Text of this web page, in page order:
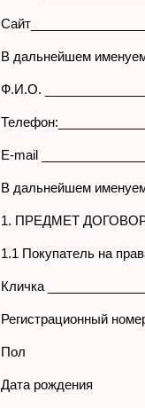
В дальнейшем
Ф.И.О.
E-mail
В дальнейшем
1. ПРЕДМЕТ
1.1 Покупатель на
Кличка
Регистрационный
Пол
Дата рождения